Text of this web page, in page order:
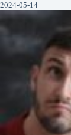
2024-05-14